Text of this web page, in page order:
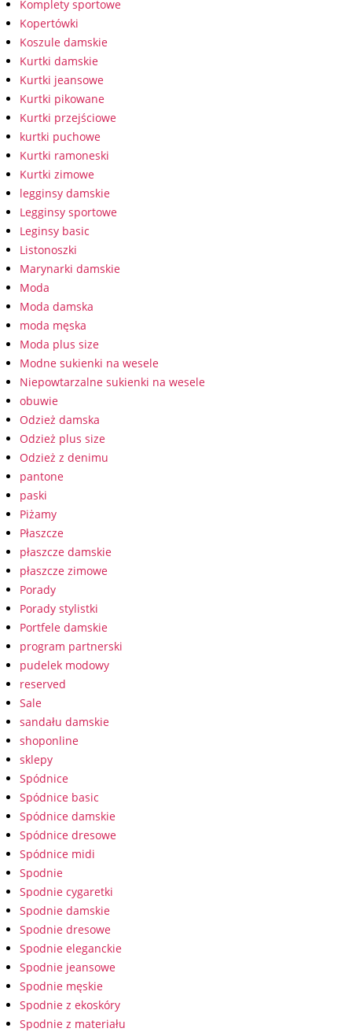
Komplety sportowe
Kopertówki
Koszule damskie
Kurtki damskie
Kurtki jeansowe
Kurtki pikowane
Kurtki przejściowe
kurtki puchowe
Kurtki ramoneski
Kurtki zimowe
legginsy damskie
Legginsy sportowe
Leginsy basic
Listonoszki
Marynarki damskie
Moda
Moda damska
moda męska
Moda plus size
Modne sukienki na wesele
Niepowtarzalne sukienki na wesele
obuwie
Odzież damska
Odzież plus size
Odzież z denimu
pantone
paski
Piżamy
Płaszcze
płaszcze damskie
płaszcze zimowe
Porady
Porady stylistki
Portfele damskie
program partnerski
pudelek modowy
reserved
Sale
sandału damskie
shoponline
sklepy
Spódnice
Spódnice basic
Spódnice damskie
Spódnice dresowe
Spódnice midi
Spodnie
Spodnie cygaretki
Spodnie damskie
Spodnie dresowe
Spodnie eleganckie
Spodnie jeansowe
Spodnie męskie
Spodnie z ekoskóry
Spodnie z materiału